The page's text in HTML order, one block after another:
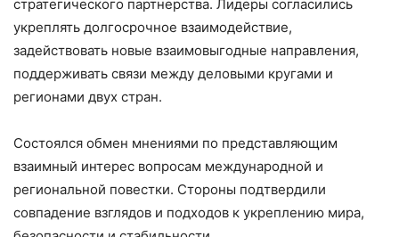
стратегического партнерства. Лидеры согласились
укреплять долгосрочное взаимодействие,
задействовать новые взаимовыгодные направления,
поддерживать связи между деловыми кругами и
регионами двух стран.
Состоялся обмен мнениями по представляющим
взаимный интерес вопросам международной и
региональной повестки. Стороны подтвердили
совпадение взглядов и подходов к укреплению мира,